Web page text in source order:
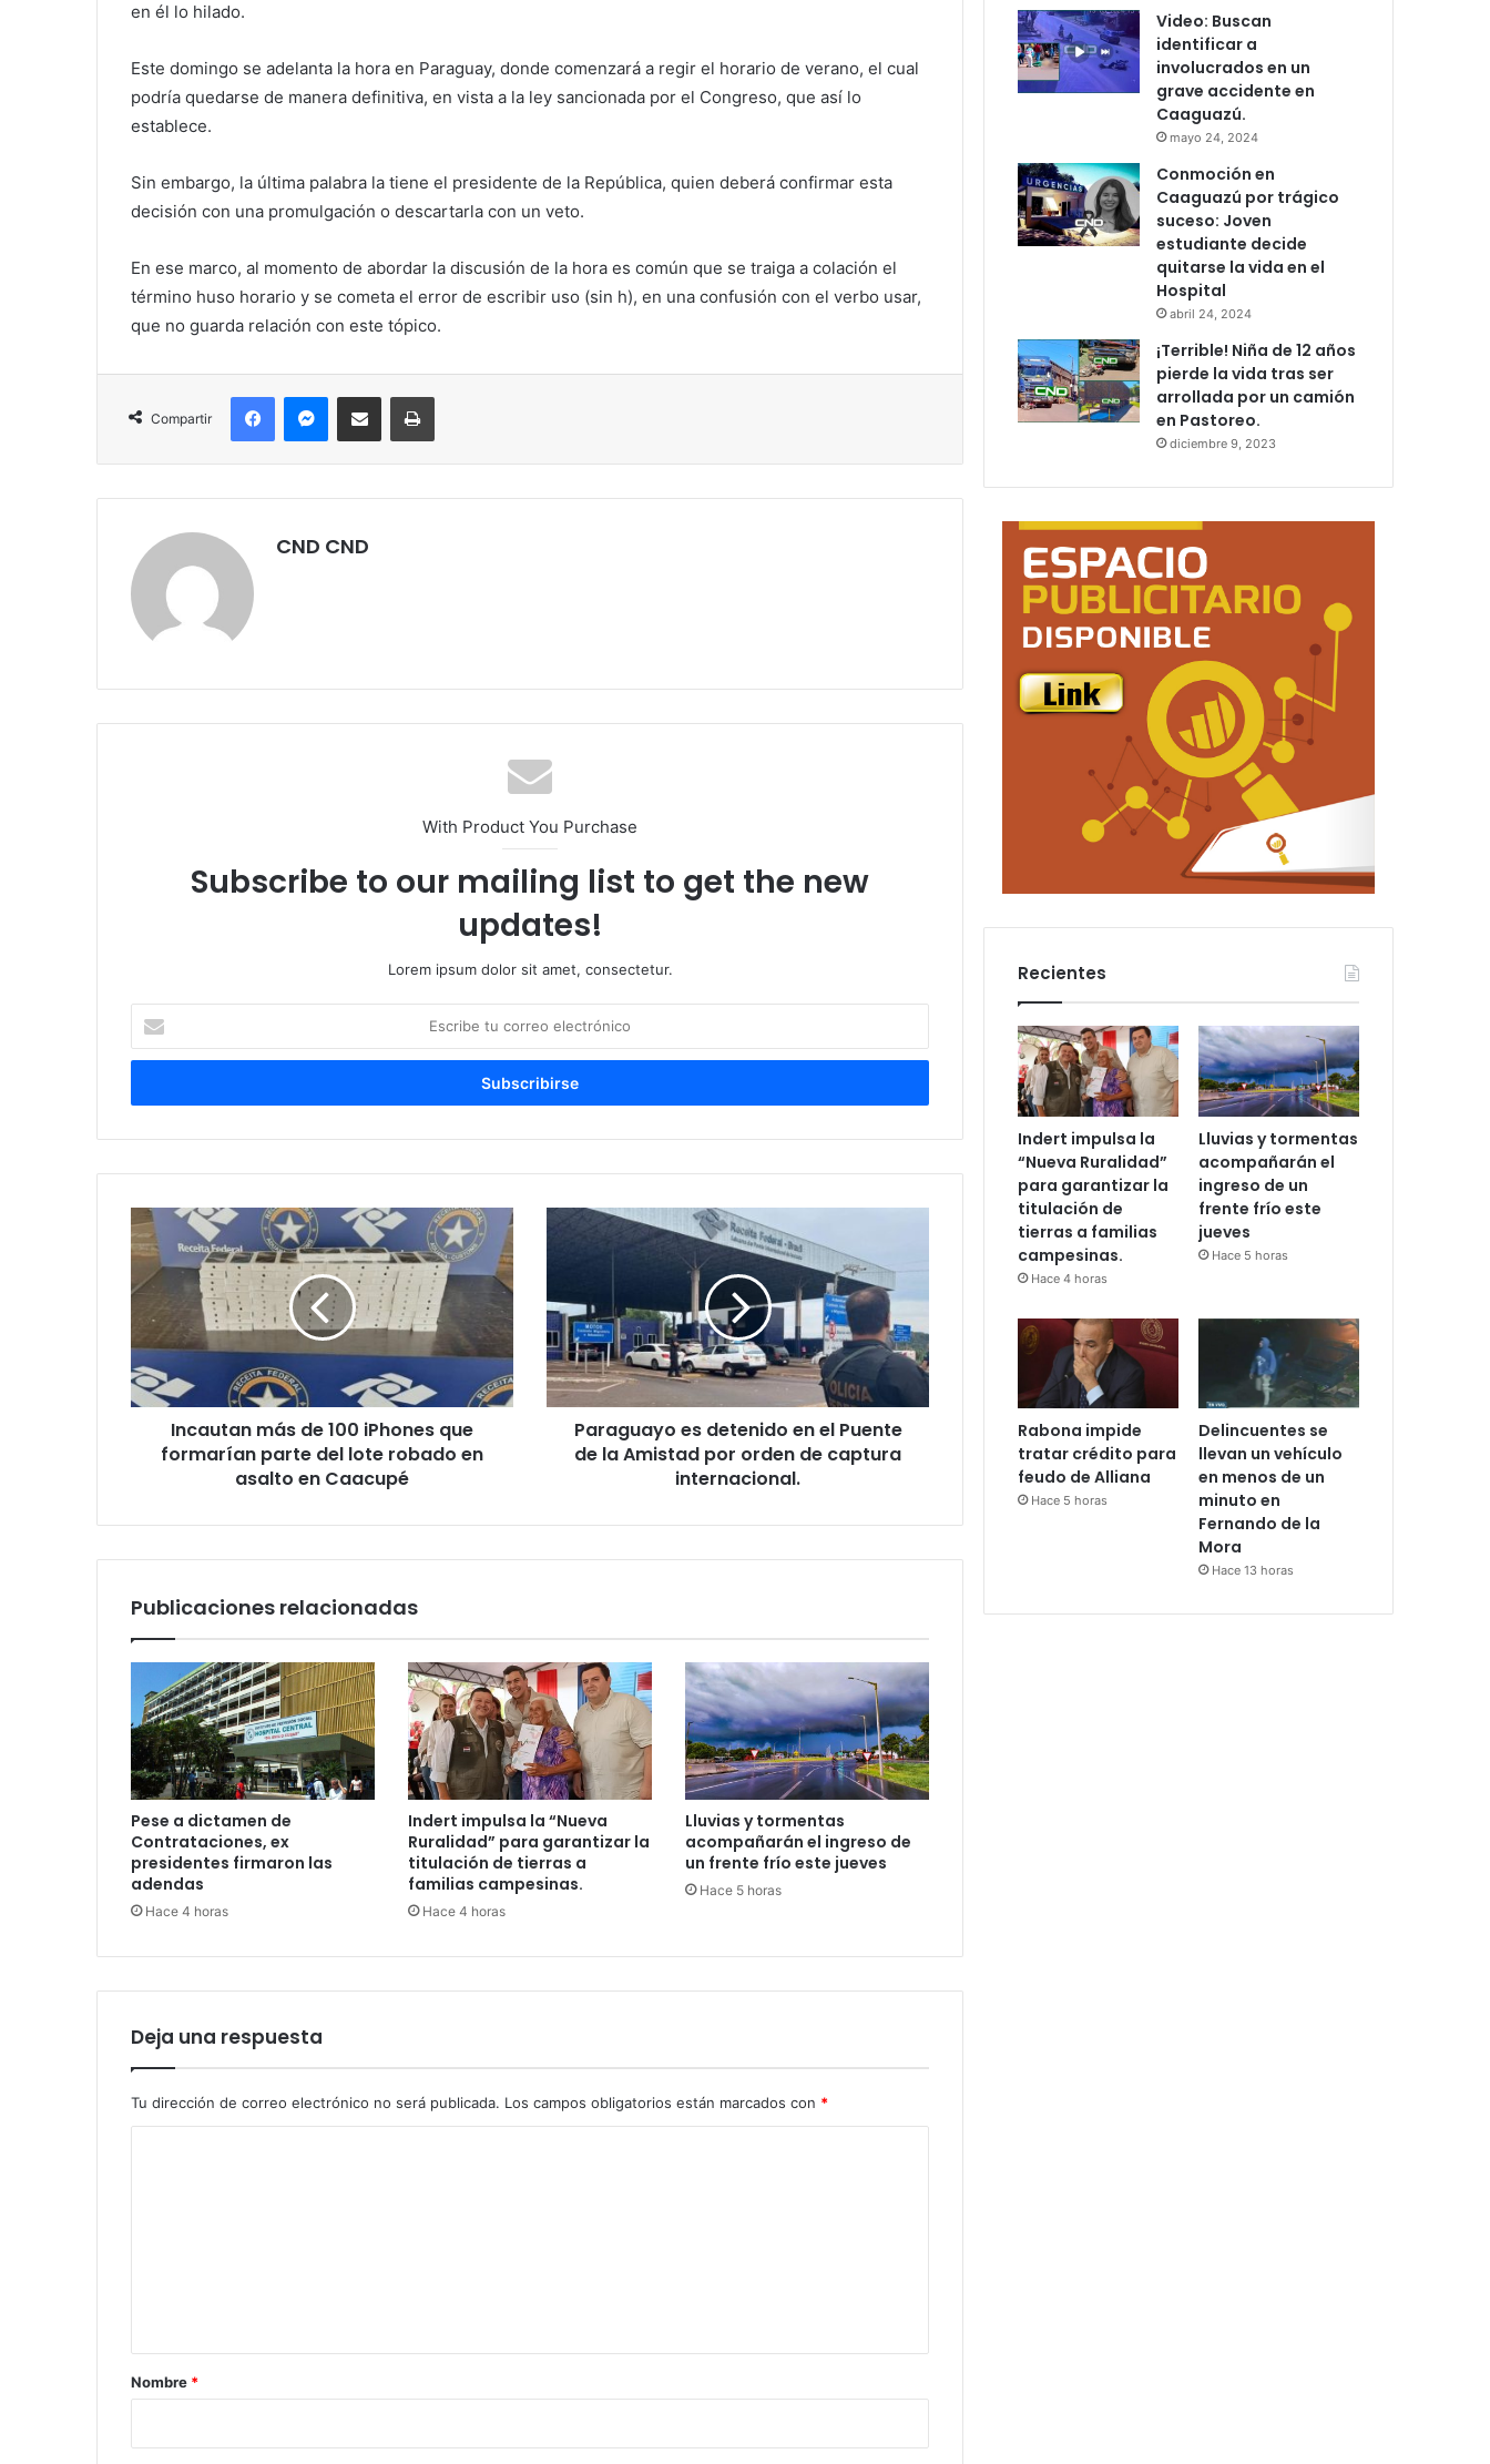
en él lo hilado.
Este domingo se adelanta la hora en Paraguay, donde comenzará a regir el horario de verano, el cual
podría quedarse de manera definitiva, en vista a la ley sancionada por el Congreso, que así lo
establece.
Sin embargo, la última palabra la tiene el presidente de la República, quien deberá confirmar esta
decisión con una promulgación o descartarla con un veto.
En ese marco, al momento de abordar la discusión de la hora es común que se traiga a colación el
término huso horario y se cometa el error de escribir uso (sin h), en una confusión con el verbo usar,
que no guarda relación con este tópico.
Compartir
FacebookMessengerCompartir por correo electrónicoImprimir
CND CND
With Product You Purchase
Subscribe to our mailing list to get the new
updates!
Lorem ipsum dolor sit amet, consectetur.
correo
Incautan más de 100 iPhones que
formarían parte del lote robado en
asalto en Caacupé
Paraguayo es detenido en el Puente
de la Amistad por orden de captura
internacional.
Publicaciones relacionadas
Pese a dictamen de
Contrataciones, ex
presidentes firmaron las
adendas
Hace 4 horas
Indert impulsa la “Nueva
Ruralidad” para garantizar la
titulación de tierras a
familias campesinas.
Hace 4 horas
Lluvias y tormentas
acompañarán el ingreso de
un frente frío este jueves
Hace 5 horas
Deja una respuesta
Tu dirección de correo electrónico no será publicada. Los campos obligatorios están marcados con *
r
Nombre *
Video: Buscan
identificar a
involucrados en un
grave accidente en
Caaguazú.
mayo 24, 2024
Conmoción en
Caaguazú por trágico
suceso: Joven
estudiante decide
quitarse la vida en el
Hospital
abril 24, 2024
¡Terrible! Niña de 12 años
pierde la vida tras ser
arrollada por un camión
en Pastoreo.
diciembre 9, 2023
Recientes
Indert impulsa la
“Nueva Ruralidad”
para garantizar la
titulación de
tierras a familias
campesinas.
Hace 4 horas
Lluvias y tormentas
acompañarán el
ingreso de un
frente frío este
jueves
Hace 5 horas
Rabona impide
tratar crédito para
feudo de Alliana
Hace 5 horas
Delincuentes se
llevan un vehículo
en menos de un
minuto en
Fernando de la
Mora
Hace 13 horas